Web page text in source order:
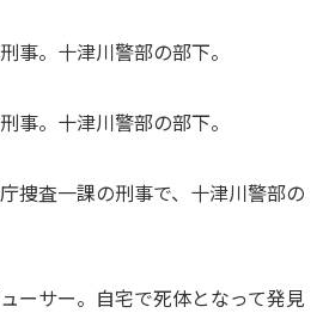
事。十津川警部の部下。
事。十津川警部の部下。
捜査一課の刑事で、十津川警部の
ーサー。自宅で死体となって発見